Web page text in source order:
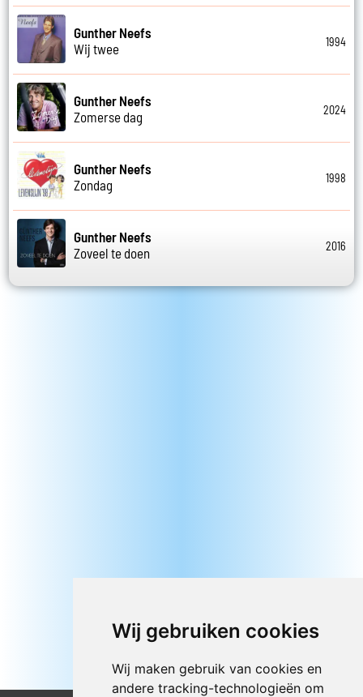
Wij gebruiken cookies
Wij maken gebruik van cookies en
andere tracking-technologieën om
Gunther Neefs
Wij twee
1994
Gunther Neefs
Zomerse dag
2024
Gunther Neefs
Zondag
1998
Gunther Neefs
Zoveel te doen
2016